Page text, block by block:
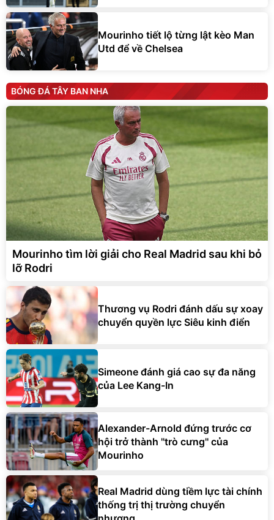
Mourinho tiết lộ từng lật kèo Man
Utd để về Chelsea
BÓNG ĐÁ TÂY BAN NHA
Mourinho tìm lời giải cho Real Madrid sau khi bỏ
lỡ Rodri
Thương vụ Rodri đánh dấu sự xoay
chuyển quyền lực Siêu kinh điển
Simeone đánh giá cao sự đa năng
của Lee Kang-In
Alexander-Arnold đứng trước cơ
hội trở thành ''trò cưng'' của
Mourinho
Real Madrid dùng tiềm lực tài chính
thống trị thị trường chuyển